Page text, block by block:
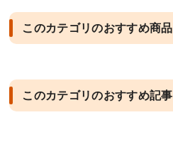
このカテゴリのおすすめ商品
このカテゴリのおすすめ記事